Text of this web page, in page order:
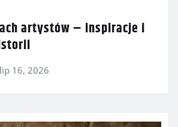
artystów – inspiracje i
lip 16, 2026